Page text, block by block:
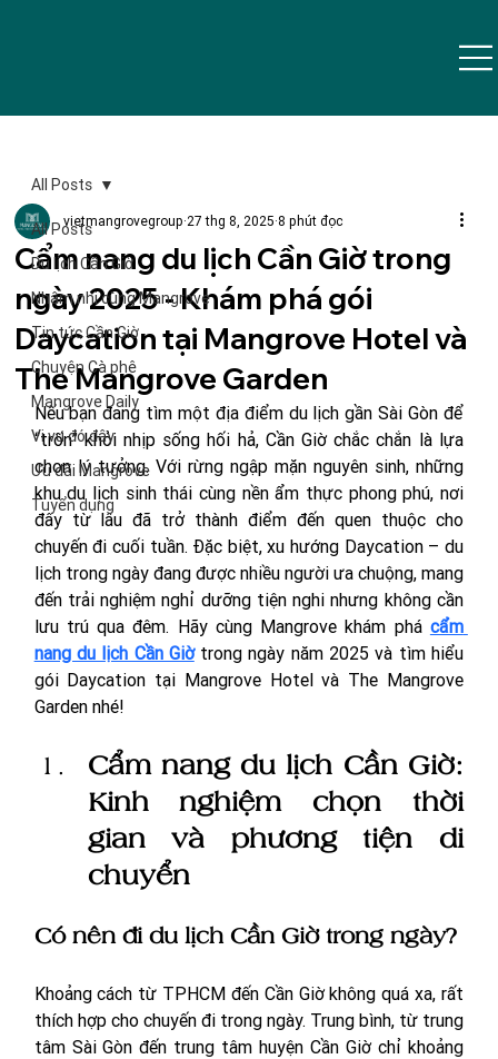
All Posts
Du lịch Cần Giờ
Nhâm nhi cùng Mangrove
Tin tức Cần Giờ
Chuyện Cà phê
Mangrove Daily
Vi vu đó đây
Ưu đãi Mangrove
Tuyển dụng
All Posts
Cẩm nang du lịch Cần Giờ trong
ngày 2025 - Khám phá gói
Daycation tại Mangrove Hotel và
The Mangrove Garden
vietmangrovegroup 27 thg 8, 2025 8 phút đọc
Nếu bạn đang tìm một địa điểm du lịch gần Sài Gòn để
“trốn” khỏi nhịp sống hối hả, Cần Giờ chắc chắn là lựa
chọn lý tưởng. Với rừng ngập mặn nguyên sinh, những
khu du lịch sinh thái cùng nền ẩm thực phong phú, nơi
đây từ lâu đã trở thành điểm đến quen thuộc cho
chuyến đi cuối tuần. Đặc biệt, xu hướng Daycation – du
lịch trong ngày đang được nhiều người ưa chuộng, mang
đến trải nghiệm nghỉ dưỡng tiện nghi nhưng không cần
lưu trú qua đêm. Hãy cùng Mangrove khám phá cẩm
nang du lịch Cần Giờ trong ngày năm 2025 và tìm hiểu
gói Daycation tại Mangrove Hotel và The Mangrove
Garden nhé!
Cẩm nang du lịch Cần Giờ:
Kinh nghiệm chọn thời
gian và phương tiện di
chuyển
Có nên đi du lịch Cần Giờ trong ngày?
Khoảng cách từ TPHCM đến Cần Giờ không quá xa, rất
thích hợp cho chuyến đi trong ngày. Trung bình, từ trung
tâm Sài Gòn đến trung tâm huyện Cần Giờ chỉ khoảng